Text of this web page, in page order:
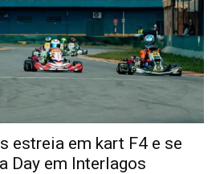
estreia em kart F4 e se
Day em Interlagos